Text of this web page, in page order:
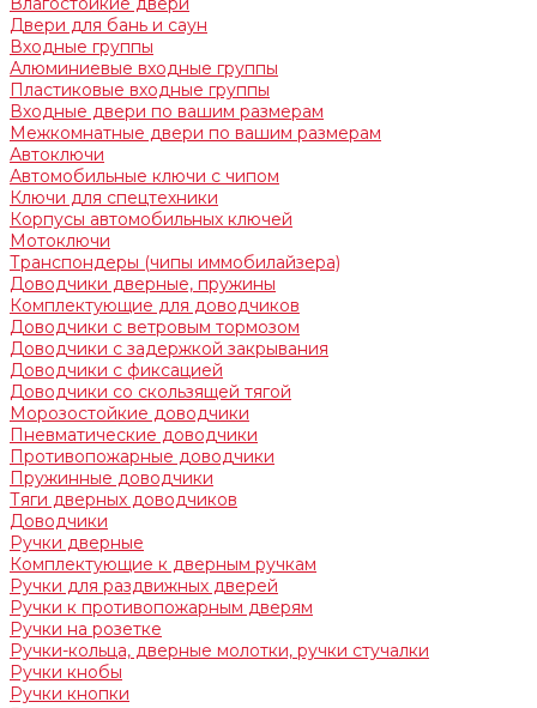
Двери для бань и саун
Входные группы
Алюминиевые входные группы
Пластиковые входные группы
Входные двери по вашим размерам
Межкомнатные двери по вашим размерам
Автоключи
Автомобильные ключи с чипом
Ключи для спецтехники
Корпусы автомобильных ключей
Мотоключи
Транспондеры (чипы иммобилайзера)
Доводчики дверные, пружины
Комплектующие для доводчиков
Доводчики с ветровым тормозом
Доводчики с задержкой закрывания
Доводчики с фиксацией
Доводчики со скользящей тягой
Морозостойкие доводчики
Пневматические доводчики
Противопожарные доводчики
Пружинные доводчики
Тяги дверных доводчиков
Доводчики
Ручки дверные
Комплектующие к дверным ручкам
Ручки для раздвижных дверей
Ручки к противопожарным дверям
Ручки на розетке
Ручки-кольца, дверные молотки, ручки стучалки
Ручки кнобы
Ручки кнопки